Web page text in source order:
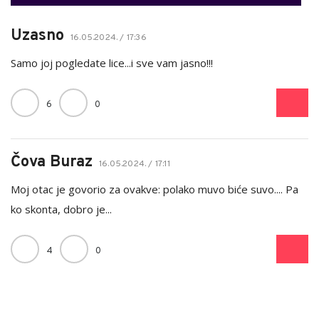
Uzasno 16.05.2024. / 17:36
Samo joj pogledate lice...i sve vam jasno!!!
6 0
Čova Buraz 16.05.2024. / 17:11
Moj otac je govorio za ovakve: polako muvo biće suvo.... Pa
ko skonta, dobro je...
4 0